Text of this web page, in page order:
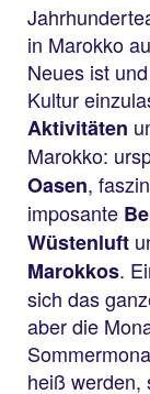
in Marokko
Neues ist
Kultur
Aktivitäten
Marokko:
Oasen,
imposante
Wüstenluft
Marokkos.
sich das
aber die
heiß werden,